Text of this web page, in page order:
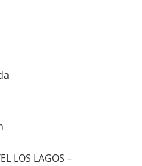
LOS LAGOS –